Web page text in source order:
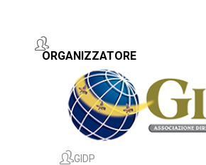
ORGANIZZATORE
GIDP